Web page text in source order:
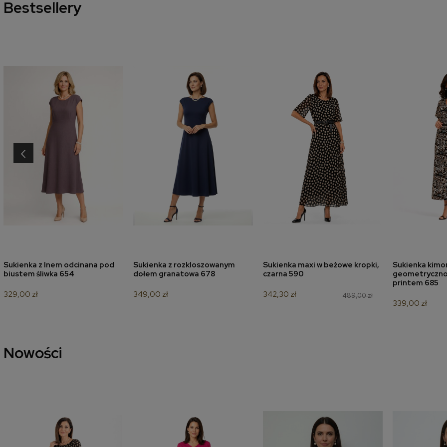
Bestsellery
dodaj do koszyka
Sukienka z lnem odcinana pod
biustem śliwka 654
329,00 zł
dodaj do koszyka
Sukienka z rozkloszowanym
dołem granatowa 678
349,00 zł
dodaj do koszyka
Sukienka maxi w beżowe kropki,
czarna 590
489,00 zł
342,30 zł
dodaj
Sukienka
printem 685
339,00 zł
‹
Nowości